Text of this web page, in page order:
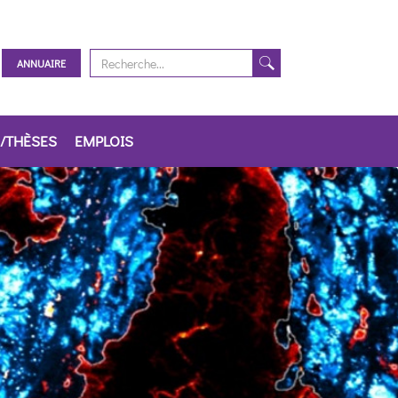
ANNUAIRE
THÈSES EMPLOIS